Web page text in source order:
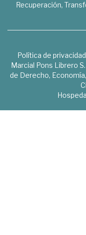
Recuperación,
Política de privacidad
Marcial Pons Librero
de Derecho,